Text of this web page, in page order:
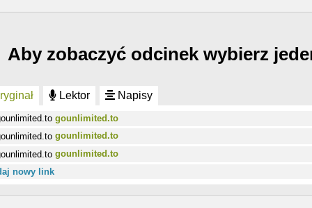
Aby zobaczyć odcinek wybierz
Lektor Napisy
gounlimited.to
gounlimited.to
gounlimited.to
nowy link